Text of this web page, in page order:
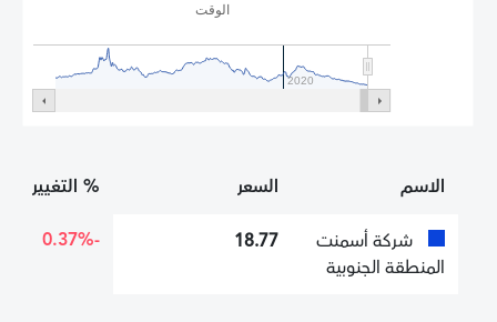
الوقت
2020
الاسم السعر % التغيير
شركة أسمنت
المنطقة الجنوبية
18.77
-0.37%